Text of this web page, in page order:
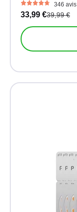
346 avis
33,99 €39,99 €